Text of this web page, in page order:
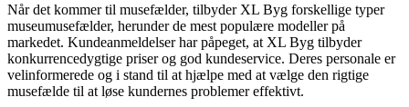
Når det kommer til musefælder, tilbyder XL Byg forskellige typer
museumusefælder, herunder de mest populære modeller på
markedet. Kundeanmeldelser har påpeget, at XL Byg tilbyder
konkurrencedygtige priser og god kundeservice. Deres personale er
velinformerede og i stand til at hjælpe med at vælge den rigtige
musefælde til at løse kundernes problemer effektivt.